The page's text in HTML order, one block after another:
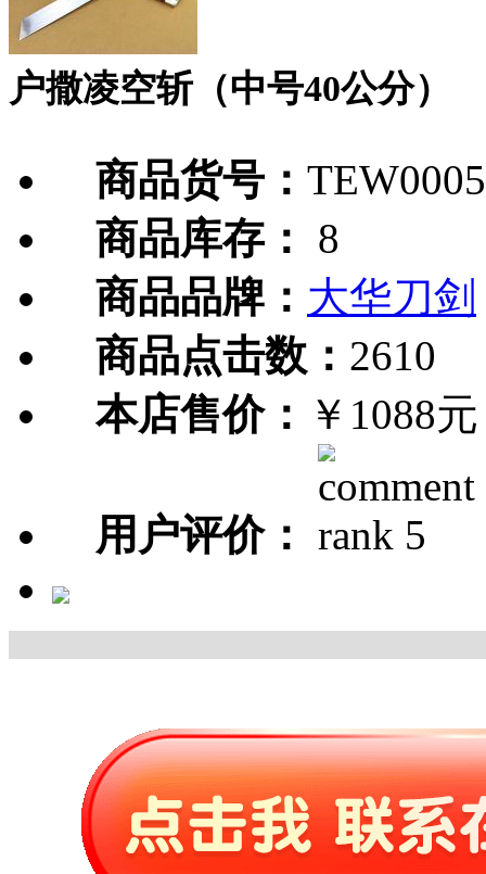
户撒凌空斩（中号40公分）
商品货号：
商品库存：
8
商品品牌： 大华刀剑
商品点击数： 2610
本店售价： ￥1088元
用户评价：